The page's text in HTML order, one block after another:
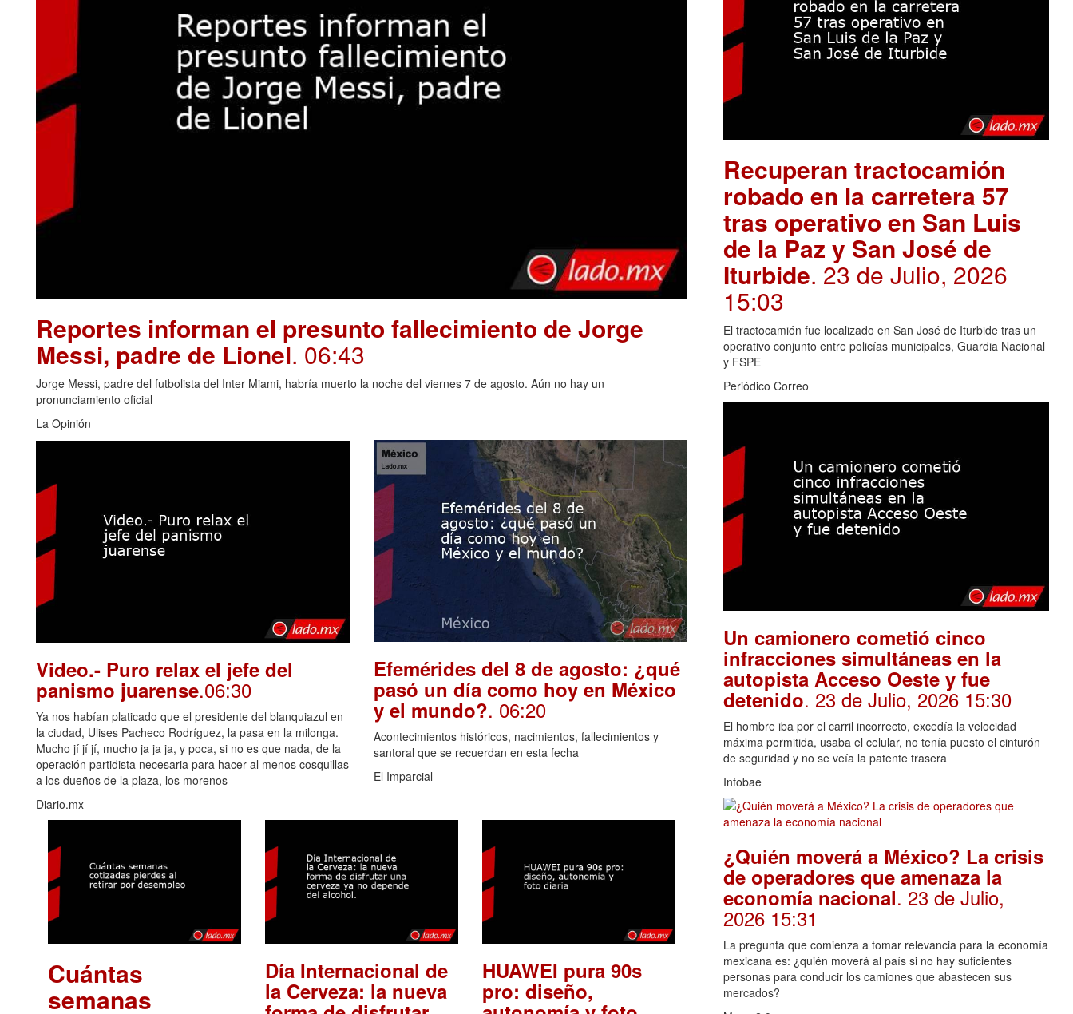
Reportes informan el presunto fallecimiento de Jorge
Messi, padre de Lionel. 06:43
Jorge Messi, padre del futbolista del Inter Miami, habría muerto la noche del viernes 7 de agosto. Aún no hay un
pronunciamiento oficial
La Opinión
Video.- Puro relax el jefe del
panismo juarense.06:30
Ya nos habían platicado que el presidente del blanquiazul en
la ciudad, Ulises Pacheco Rodríguez, la pasa en la milonga.
Mucho jí jí jí, mucho ja ja ja, y poca, si no es que nada, de la
operación partidista necesaria para hacer al menos cosquillas
a los dueños de la plaza, los morenos
Diario.mx
Efemérides del 8 de agosto: ¿qué
pasó un día como hoy en México
y el mundo?. 06:20
Acontecimientos históricos, nacimientos, fallecimientos y
santoral que se recuerdan en esta fecha
El Imparcial
Cuántas
semanas
Día Internacional de
la Cerveza: la nueva
HUAWEI pura 90s
pro: diseño,
Recuperan tractocamión
robado en la carretera 57
tras operativo en San Luis
de la Paz y San José de
Iturbide. 23 de Julio, 2026
15:03
El tractocamión fue localizado en San José de Iturbide tras un
operativo conjunto entre policías municipales, Guardia Nacional
y FSPE
Periódico Correo
Un camionero cometió cinco
infracciones simultáneas en la
autopista Acceso Oeste y fue
detenido. 23 de Julio, 2026 15:30
El hombre iba por el carril incorrecto, excedía la velocidad
máxima permitida, usaba el celular, no tenía puesto el cinturón
de seguridad y no se veía la patente trasera
Infobae
¿Quién moverá a México? La crisis
de operadores que amenaza la
economía nacional. 23 de Julio,
2026 15:31
La pregunta que comienza a tomar relevancia para la economía
mexicana es: ¿quién moverá al país si no hay suficientes
personas para conducir los camiones que abastecen sus
mercados?